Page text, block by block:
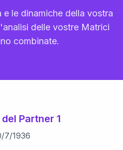
le dinamiche della vostra
delle vostre Matrici
combinate.
Partner 1
/7/1936